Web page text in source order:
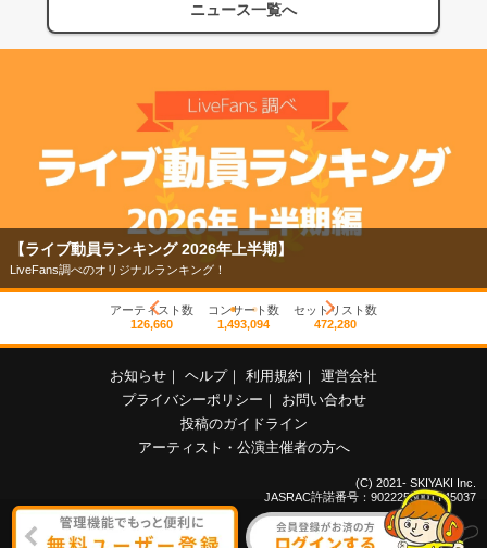
ニュース一覧へ
【ライブ動員ランキング 2026年上半期】
LiveFans調べのオリジナルランキング！
アーティスト数
126,660
コンサート数
1,493,094
セットリスト数
472,280
お知らせ ｜ ヘルプ｜ 利用規約 ｜ 運営会社
プライバシーポリシー ｜
お問い合わせ
投稿のガイドライン
アーティスト・公演主催者の方へ
(C) 2021- SKIYAKI Inc.
JASRAC許諾番号：9022255001Y45037